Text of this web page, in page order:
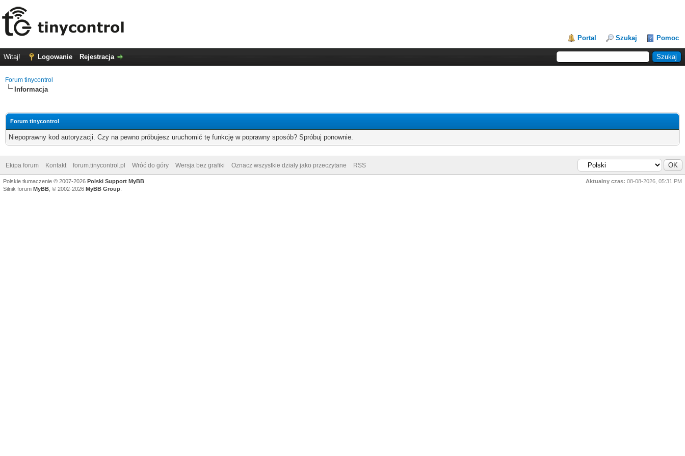
Portal Szukaj Pomoc
Witaj! Logowanie Rejestracja
Forum tinycontrol
Informacja
Forum tinycontrol
Niepoprawny kod autoryzacji. Czy na pewno próbujesz uruchomić tę funkcję w poprawny sposób? Spróbuj ponownie.
Ekipa forum Kontakt forum.tinycontrol.pl Wróć do góry Wersja bez grafiki Oznacz wszystkie działy jako przeczytane RSS
Aktualny czas: 08-08-2026, 05:31 PM
Polskie tłumaczenie © 2007-2026 Polski Support MyBB
Silnik forum MyBB , © 2002-2026 MyBB Group